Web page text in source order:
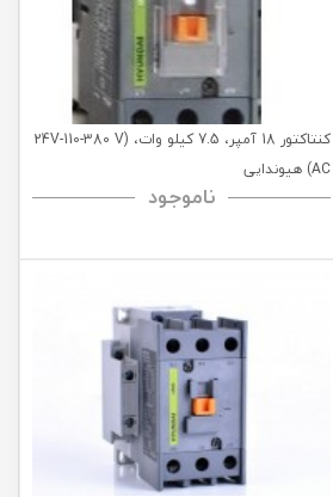
کنتاکتور 18 آمپر، 7.5 کیلو وات، (24V-110-380 V
AC) هیوندایی
ناموجود